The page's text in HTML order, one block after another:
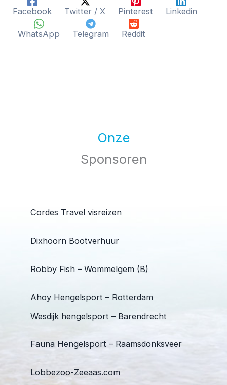
Facebook Twitter / X Pinterest Linkedin
WhatsApp Telegram Reddit
Onze
Sponsoren
Cordes Travel visreizen
Dixhoorn Bootverhuur
Robby Fish – Wommelgem (B)
Ahoy Hengelsport – Rotterdam
Wesdijk hengelsport – Barendrecht
Fauna Hengelsport – Raamsdonksveer
Lobbezoo-Zeeaas.com